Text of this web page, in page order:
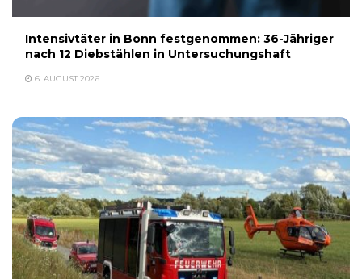
Intensivtäter in Bonn festgenommen: 36-Jähriger
nach 12 Diebstählen in Untersuchungshaft
6. AUGUST 2026